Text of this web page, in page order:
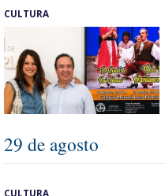
CULTURA
29 de agosto
CULTURA